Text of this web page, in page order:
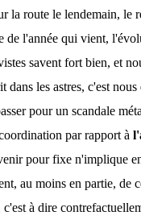
la route le lendemain, le
de l'année qui vient,
savent fort bien, et
dans les astres, c'est
pour un scandale
par rapport à
pour fixe n'implique
au moins en partie,
à dire